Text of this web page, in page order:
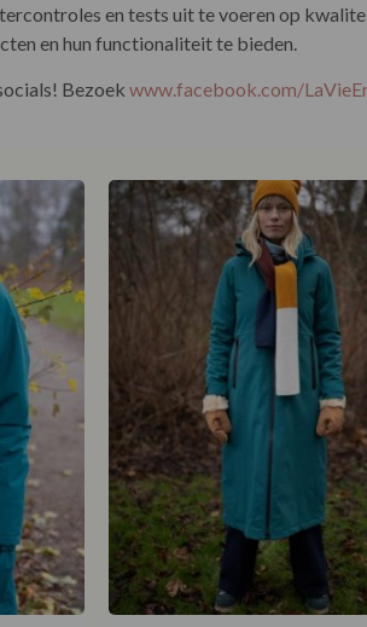
en tests uit te voeren op
en hun functionaliteit te bieden.
Bezoek www.facebook.com/